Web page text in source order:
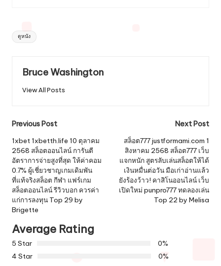
Tags:
ดูหนัง
Bruce Washington
View All Posts
Post
navigation
Previous Post
1xbet 1xbetth.life 10 ตุลาคม
2568 สล็อตออนไลน์ การันตี
อัตราการจ่ายสูงที่สุด ให้ค่าคอม
0.7% ผู้เชี่ยวชาญเกมเดิมพัน
ที่แท้จริงสล็อต กีฬา แฟร์เกม
สล็อตออนไลน์ รีวิวบอก ควรค่า
แก่การลงทุน Top 29 by
Brigette
Next Post
สล็อต777 justformami.com 1
สิงหาคม 2568 สล็อต777 เว็บ
แจกหนัก สูตรลับเล่นสล็อตให้ได้
เงินหมื่นต่อวัน มือเก่าอ่านแล้ว
ยังร้องว้าว! คาสิโนออนไลน์ เว็บ
เปิดใหม่ punpro777 ทดลองเล่น
Top 22 by Melisa
Average Rating
5 Star
0%
4 Star
0%